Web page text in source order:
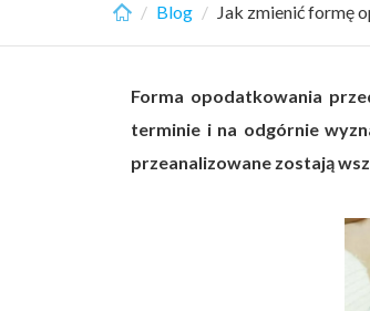
Blog Jak zmienić formę
Forma opodatkowania
terminie i na odgórnie
przeanalizowane zostają